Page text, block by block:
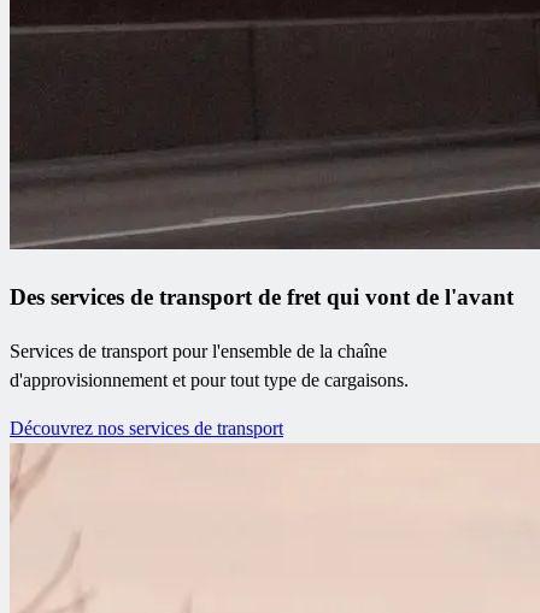
Des services de transport de fret qui vont de l'avant
Services de transport pour l'ensemble de la chaîne
d'approvisionnement et pour tout type de cargaisons.
Découvrez nos services de transport